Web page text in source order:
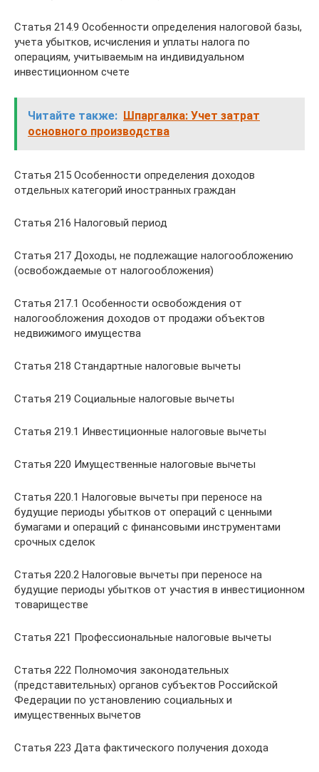
Статья 214.9 Особенности определения налоговой базы,
учета убытков, исчисления и уплаты налога по
операциям, учитываемым на индивидуальном
инвестиционном счете
Читайте также: Шпаргалка: Учет затрат
основного производства
Статья 215 Особенности определения доходов
отдельных категорий иностранных граждан
Статья 216 Налоговый период
Статья 217 Доходы, не подлежащие налогообложению
(освобождаемые от налогообложения)
Статья 217.1 Особенности освобождения от
налогообложения доходов от продажи объектов
недвижимого имущества
Статья 218 Стандартные налоговые вычеты
Статья 219 Социальные налоговые вычеты
Статья 219.1 Инвестиционные налоговые вычеты
Статья 220 Имущественные налоговые вычеты
Статья 220.1 Налоговые вычеты при переносе на
будущие периоды убытков от операций с ценными
бумагами и операций с финансовыми инструментами
срочных сделок
Статья 220.2 Налоговые вычеты при переносе на
будущие периоды убытков от участия в инвестиционном
товариществе
Статья 221 Профессиональные налоговые вычеты
Статья 222 Полномочия законодательных
(представительных) органов субъектов Российской
Федерации по установлению социальных и
имущественных вычетов
Статья 223 Дата фактического получения дохода